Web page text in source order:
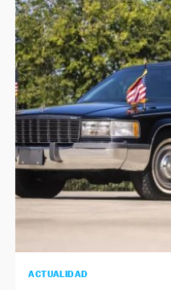
ACTUALIDAD